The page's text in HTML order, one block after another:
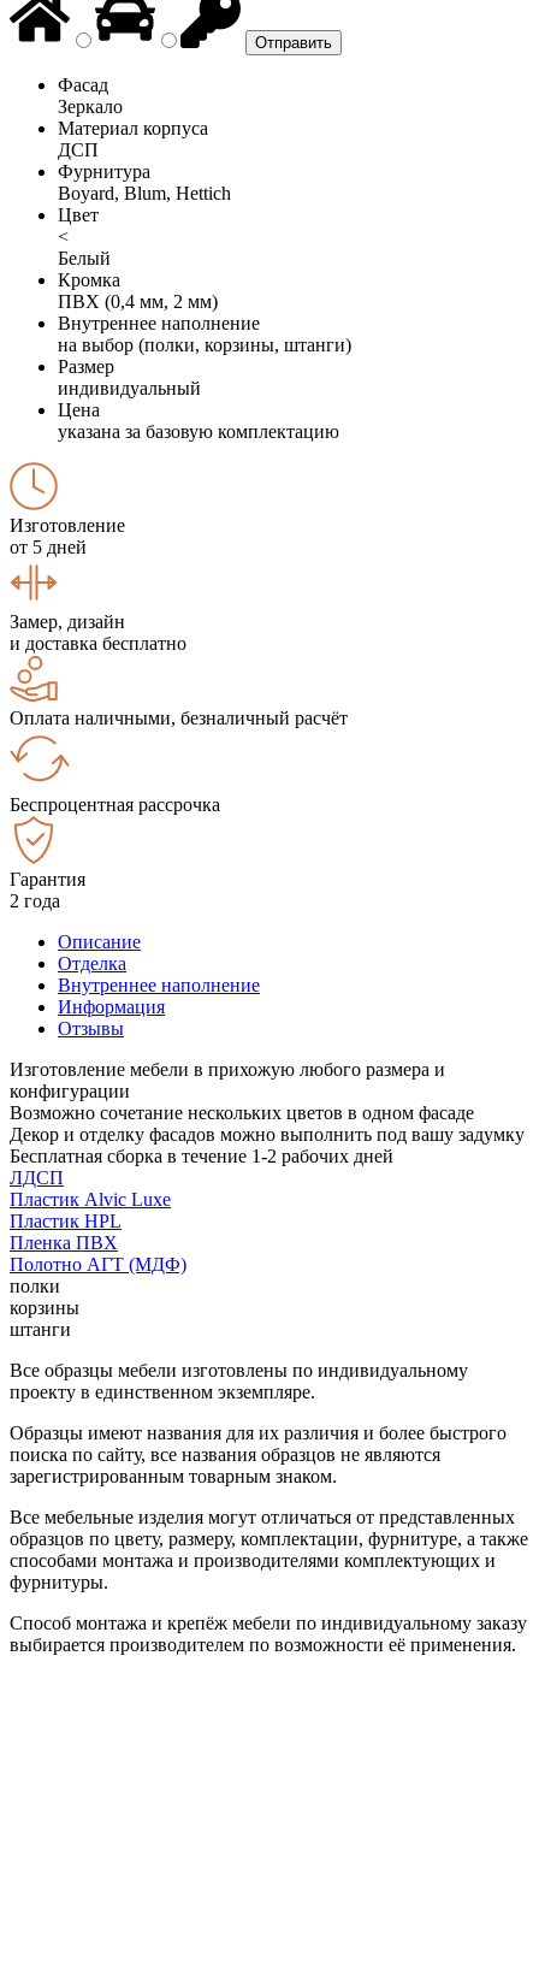
Фасад
Зеркало
Материал корпуса
ДСП
Фурнитура
Boyard, Blum, Hettich
Цвет
<
Белый
Кромка
ПВХ (0,4 мм, 2 мм)
Внутреннее наполнение
на выбор (полки, корзины, штанги)
Размер
индивидуальный
Цена
указана за базовую комплектацию
Изготовление
от 5 дней
Замер, дизайн
и доставка бесплатно
Оплата наличными, безналичный расчёт
Беспроцентная рассрочка
Гарантия
2 года
Описание
Отделка
Внутреннее наполнение
Информация
Отзывы
Изготовление мебели в прихожую любого размера и
конфигурации
Возможно сочетание нескольких цветов в одном фасаде
Декор и отделку фасадов можно выполнить под вашу задумку
Бесплатная сборка в течение 1-2 рабочих дней
ЛДСП
Пластик Alvic Luxe
Пластик HPL
Пленка ПВХ
Полотно АГТ (МДФ)
полки
корзины
штанги
Все образцы мебели изготовлены по индивидуальному
проекту в единственном экземпляре.
Образцы имеют названия для их различия и более быстрого
поиска по сайту, все названия образцов не являются
зарегистрированным товарным знаком.
Все мебельные изделия могут отличаться от представленных
образцов по цвету, размеру, комплектации, фурнитуре, а также
способами монтажа и производителями комплектующих и
фурнитуры.
Способ монтажа и крепёж мебели по индивидуальному заказу
выбирается производителем по возможности её применения.